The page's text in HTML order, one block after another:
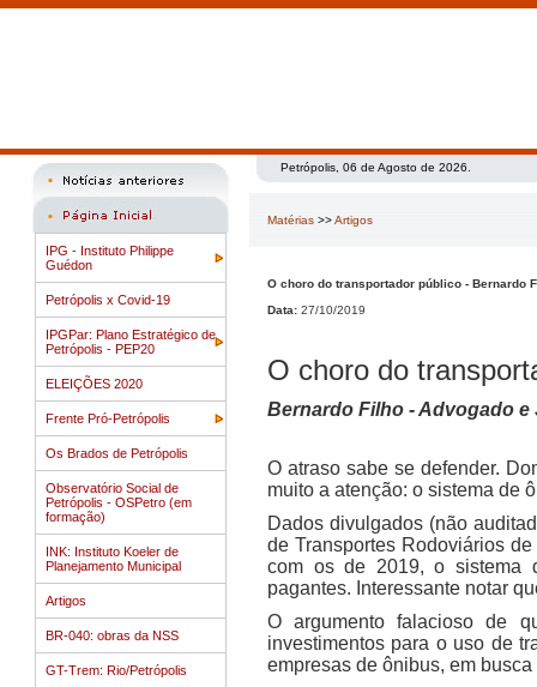
IPG - Instituto Philippe
Guédon
Petrópolis x Covid-19
IPGPar: Plano Estratégico de
Petrópolis - PEP20
ELEIÇÕES 2020
Frente Pró-Petrópolis
Os Brados de Petrópolis
Observatório Social de
Petrópolis - OSPetro (em
formação)
INK: Instituto Koeler de
Planejamento Municipal
Artigos
BR-040: obras da NSS
GT-Trem: Rio/Petrópolis
Petrópolis, 06 de Agosto de 2026.
Matérias >>Artigos
O choro do transportador público - Bernardo
Data: 27/10/2019
O choro do
Bernardo Filho - Advogado e
O atraso sabe se defender.
muito a atenção: o sistema de
Dados divulgados (não
de Transportes Rodoviários
com os de 2019, o sistema
pagantes. Interessante notar
O argumento falacioso de
investimentos para o uso de
empresas de ônibus, em